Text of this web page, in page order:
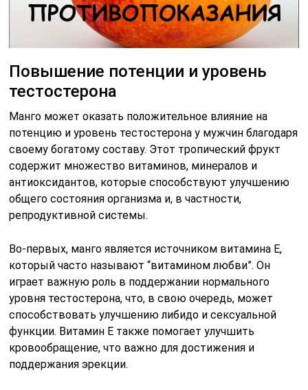
Повышение потенции и уровень
тестостерона
Манго может оказать положительное влияние на
потенцию и уровень тестостерона у мужчин благодаря
своему богатому составу. Этот тропический фрукт
содержит множество витаминов, минералов и
антиоксидантов, которые способствуют улучшению
общего состояния организма и, в частности,
репродуктивной системы.
Во-первых, манго является источником витамина E,
который часто называют “витамином любви”. Он
играет важную роль в поддержании нормального
уровня тестостерона, что, в свою очередь, может
способствовать улучшению либидо и сексуальной
функции. Витамин E также помогает улучшить
кровообращение, что важно для достижения и
поддержания эрекции.